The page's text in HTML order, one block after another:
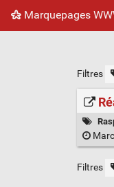
Marquepages
Filtres
Filtres